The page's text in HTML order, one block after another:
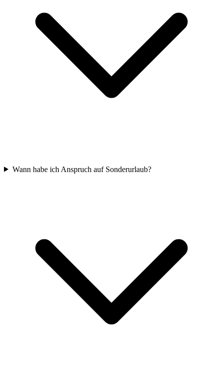
Wann habe ich Anspruch auf Sonderurlaub?